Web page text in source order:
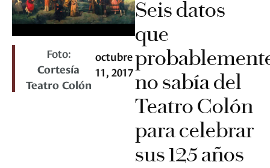
Foto:
Cortesía
Teatro Colón
octubre
11, 2017
Seis datos
que
no sabía del
Teatro Colón
para celebrar
sus 125 años